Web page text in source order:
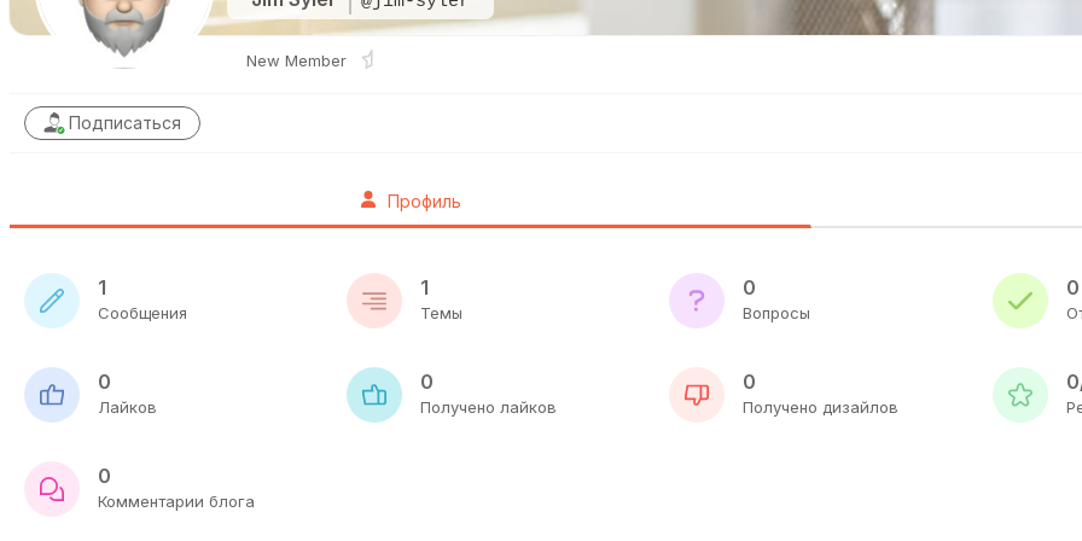
New Member
Подписаться
Профиль
1
Сообщения
1
Темы
0
Вопросы
0
0
Лайков
0
Получено лайков
0
Получено дизайлов
0
Комментарии блога